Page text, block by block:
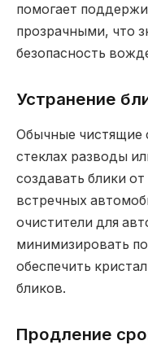
помогает
прозрачными, что
безопасность
Устранение
Обычные чистящие
стеклах разводы
создавать блики
встречных
очистители для
минимизировать
обеспечить
бликов.
Продление